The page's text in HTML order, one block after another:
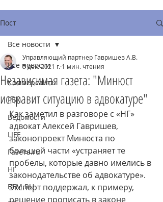
Пост
Все новости
Коммерсантъ
РБК
Ведомости
LIFE
Газета.ru
НГ
BFM.RU
Все новости
Независимая газета: "Минюст
исправит ситуацию в адвокатуре"
Управляющий партнер Гавришев А.В.
5 дек. 2021 г. 1 мин. чтения
Как заметил в разговоре с «НГ»
адвокат Алексей Гавришев,
законопроект Минюста по
большей части «устраняет те
пробелы, которые давно имелись в
законодательстве об адвокатуре».
Эксперт поддержал, к примеру,
решение прописать в законе